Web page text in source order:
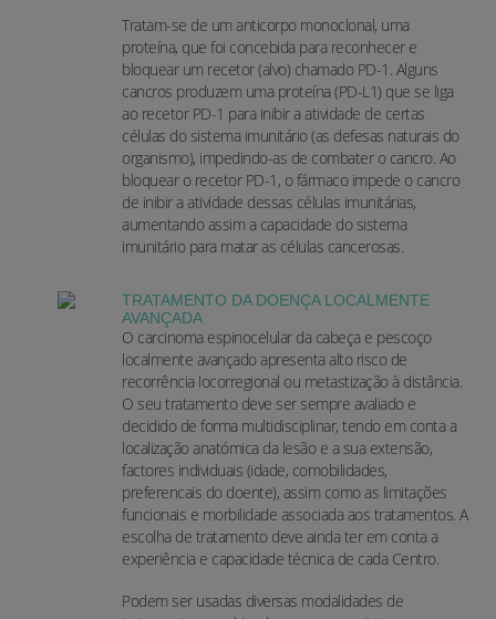
Tratam-se de um anticorpo monoclonal, uma
proteína, que foi concebida para reconhecer e
bloquear um recetor (alvo) chamado PD-1. Alguns
cancros produzem uma proteína (PD-L1) que se liga
ao recetor PD-1 para inibir a atividade de certas
células do sistema imunitário (as defesas naturais do
organismo), impedindo-as de combater o cancro. Ao
bloquear o recetor PD-1, o fármaco impede o cancro
de inibir a atividade dessas células imunitárias,
aumentando assim a capacidade do sistema
imunitário para matar as células cancerosas.
TRATAMENTO DA DOENÇA LOCALMENTE
AVANÇADA
O carcinoma espinocelular da cabeça e pescoço
localmente avançado apresenta alto risco de
recorrência locorregional ou metastização à distância.
O seu tratamento deve ser sempre avaliado e
decidido de forma multidisciplinar, tendo em conta a
localização anatómica da lesão e a sua extensão,
factores individuais (idade, comobilidades,
preferencais do doente), assim como as limitações
funcionais e morbilidade associada aos tratamentos. A
escolha de tratamento deve ainda ter em conta a
experiência e capacidade técnica de cada Centro.
Podem ser usadas diversas modalidades de